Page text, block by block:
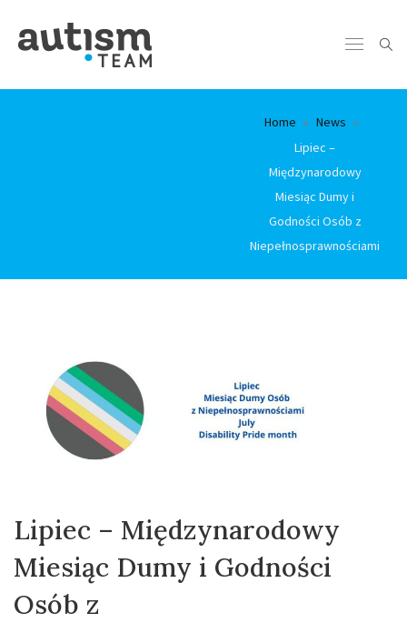
Home
News
Lipiec –
Międzynarodowy
Miesiąc Dumy i
Godności Osób z
Niepełnosprawnościami
Lipiec – Międzynarodowy
Miesiąc Dumy i Godności
Osób z